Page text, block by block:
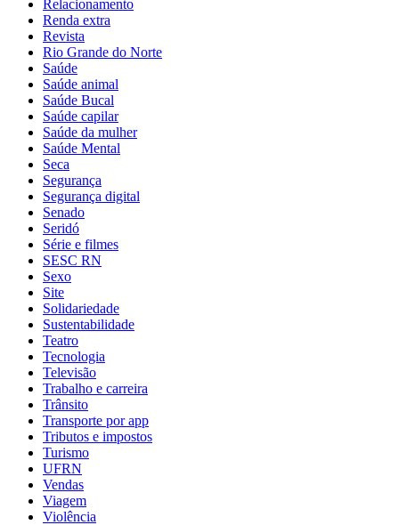
Relacionamento
Renda extra
Revista
Rio Grande do Norte
Saúde
Saúde animal
Saúde Bucal
Saúde capilar
Saúde da mulher
Saúde Mental
Seca
Segurança
Segurança digital
Senado
Seridó
Série e filmes
SESC RN
Sexo
Site
Solidariedade
Sustentabilidade
Teatro
Tecnologia
Televisão
Trabalho e carreira
Trânsito
Transporte por app
Tributos e impostos
Turismo
UFRN
Vendas
Viagem
Violência